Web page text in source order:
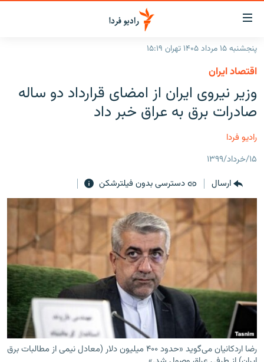
لینک‌های
قابلیت
دسترسی
بازگشت
منوی
اصلی
رفتن
به
صفحه
جهان
فرکانس‌ها
پادکست
چندرسانه‌ای
گزارش‌های تصویری
گزارش‌های ویدئویی
زنان فردا
English
به ما بپیوندید
زبان‌های دیگر
پنجشنبه ۱۵ مرداد ۱۴۰۵ تهران ۱۵:۱۹
اقتصاد ایران
وزیر نیروی ایران از امضای قرارداد دو ساله
صادرات برق به عراق خبر داد
رادیو فردا
۱۵/خرداد/۱۳۹۹
ارسال
دسترسی بدون فیلترشکن
رضا اردکانیان می‌گوید «حدود ۴۰۰ میلیون دلار (معادل نیمی از مطالبات برق